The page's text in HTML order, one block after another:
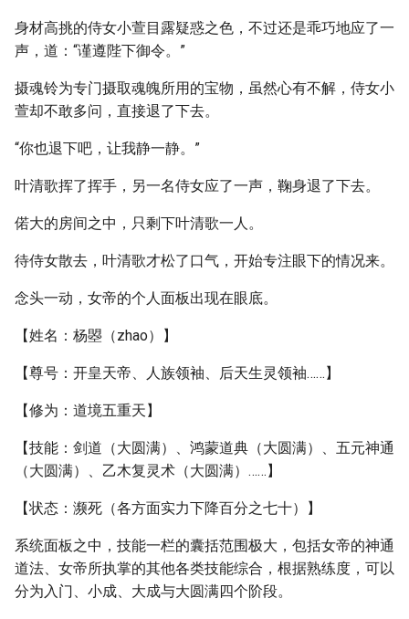
身材高挑的侍女小萱目露疑惑之色，不过还是乖巧地应了一
声，道：“谨遵陛下御令。”
摄魂铃为专门摄取魂魄所用的宝物，虽然心有不解，侍女小
萱却不敢多问，直接退了下去。
“你也退下吧，让我静一静。”
叶清歌挥了挥手，另一名侍女应了一声，鞠身退了下去。
偌大的房间之中，只剩下叶清歌一人。
待侍女散去，叶清歌才松了口气，开始专注眼下的情况来。
念头一动，女帝的个人面板出现在眼底。
【姓名：杨曌（zhao）】
【尊号：开皇天帝、人族领袖、后天生灵领袖……】
【修为：道境五重天】
【技能：剑道（大圆满）、鸿蒙道典（大圆满）、五元神通
（大圆满）、乙木复灵术（大圆满）……】
【状态：濒死（各方面实力下降百分之七十）】
系统面板之中，技能一栏的囊括范围极大，包括女帝的神通
道法、女帝所执掌的其他各类技能综合，根据熟练度，可以
分为入门、小成、大成与大圆满四个阶段。